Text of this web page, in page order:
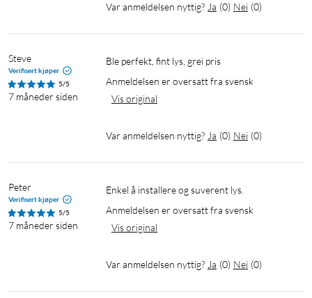
Var anmeldelsen nyttig? Ja (0) Nei (0)
Steve
Verifisert kjøper
5/5
7 måneder siden
Ble perfekt, fint lys, grei pris
Anmeldelsen er oversatt fra svensk
Vis original
Var anmeldelsen nyttig? Ja (0) Nei (0)
Peter
Verifisert kjøper
5/5
7 måneder siden
Enkel å installere og suverent lys.
Anmeldelsen er oversatt fra svensk
Vis original
Var anmeldelsen nyttig? Ja (0) Nei (0)